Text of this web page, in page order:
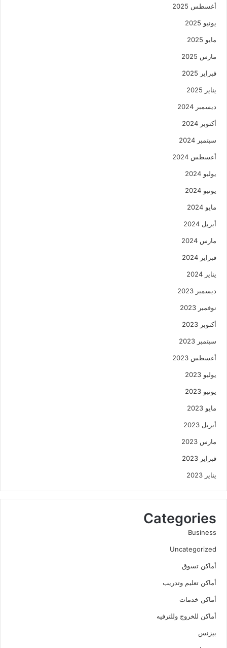
أغسطس 2025
يونيو 2025
مايو 2025
مارس 2025
فبراير 2025
يناير 2025
ديسمبر 2024
أكتوبر 2024
سبتمبر 2024
أغسطس 2024
يوليو 2024
يونيو 2024
مايو 2024
أبريل 2024
مارس 2024
فبراير 2024
يناير 2024
ديسمبر 2023
نوفمبر 2023
أكتوبر 2023
سبتمبر 2023
أغسطس 2023
يوليو 2023
يونيو 2023
مايو 2023
أبريل 2023
مارس 2023
فبراير 2023
يناير 2023
Categories
Business
Uncategorized
أماكن تسوق
أماكن تعليم وتدريب
أماكن خدمات
أماكن للخروج وللترفيه
بيزنس